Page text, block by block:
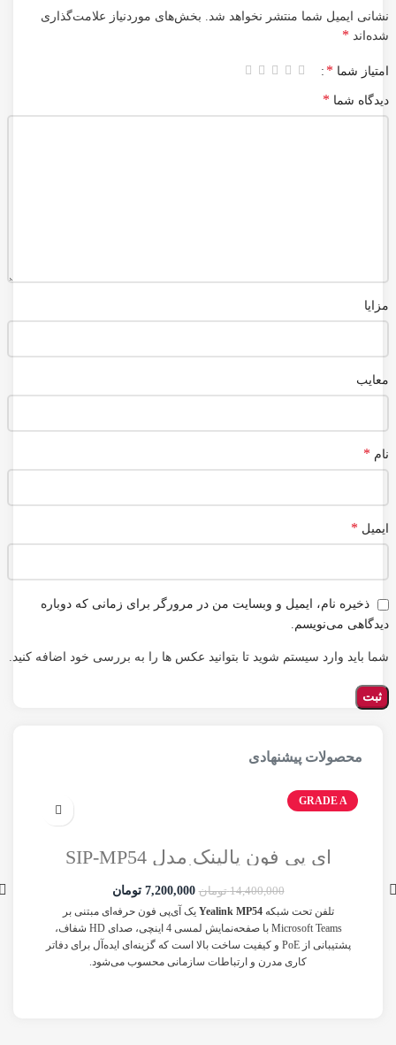
نشانی ایمیل شما منتشر نخواهد شد. بخش‌های موردنیاز علامت‌گذاری
شده‌اند *
امتیاز شما *
دیدگاه شما *
مزایا
معایب
نام *
ایمیل *
ذخیره نام، ایمیل و وبسایت من در مرورگر برای زمانی که دوباره
دیدگاهی می‌نویسم.
شما باید وارد سیستم شوید تا بتوانید عکس ها را به بررسی خود اضافه کنید.
محصولات پیشنهادی
GRADE A
آی پی فون یالینک مدل SIP-MP54
Yealink استوک
14,400,000 تومان 7,200,000 تومان
تلفن تحت شبکهYealink MP54 یک آی‌پی فون حرفه‌ای مبتنی بر
Microsoft Teams با صفحه‌نمایش لمسی 4 اینچی، صدای HD شفاف،
پشتیبانی از PoE و کیفیت ساخت بالا است که گزینه‌ای ایده‌آل برای دفاتر
کاری مدرن و ارتباطات سازمانی محسوب می‌شود.